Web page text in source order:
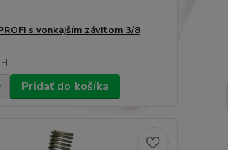
s vonkajším závitom 3/8
Pridať do košíka